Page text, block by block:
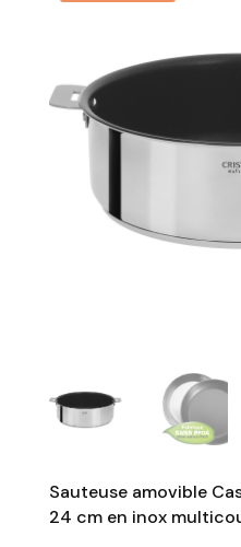
Sauteuse amovible
24 cm en inox